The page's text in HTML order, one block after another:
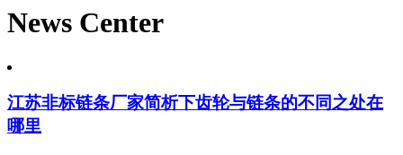
News Center
江苏非标链条厂家简析下齿轮与链条的不同之处在
哪里